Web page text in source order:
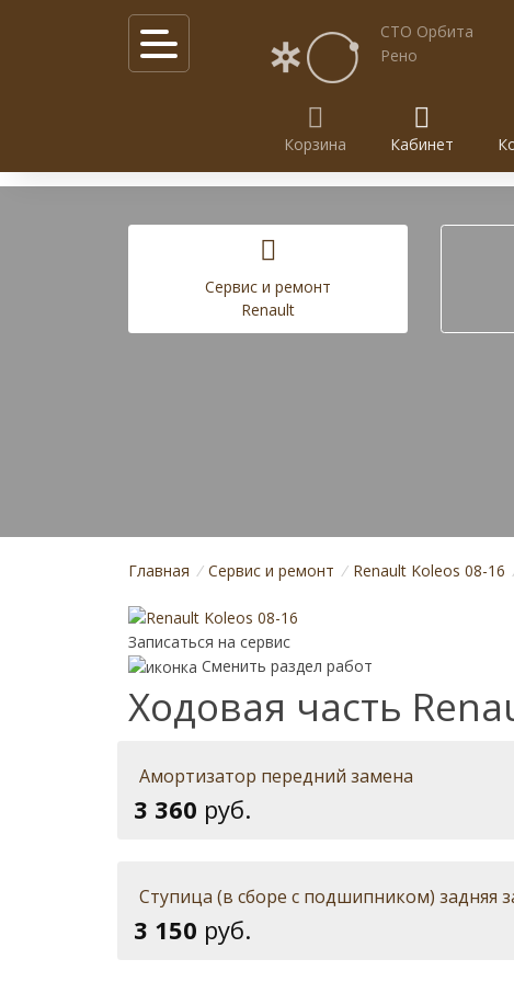
СТО Орбита
Рено
Корзина Кабинет
Калькулятор услуг Акции
Cервис и ремонт
Renault
Главная / Cервис и ремонт / Renault Koleos 08-16
Записаться на сервис
Сменить раздел работ
Ходовая часть
Амортизатор передний замена
3 360 руб.
Ступица (в сборе с подшипником) задняя
3 150 руб.